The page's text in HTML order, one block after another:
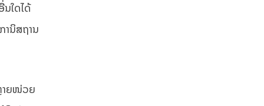
ນໃດໄດ້
ານິສຖານ
າຍໜ່ວຍ